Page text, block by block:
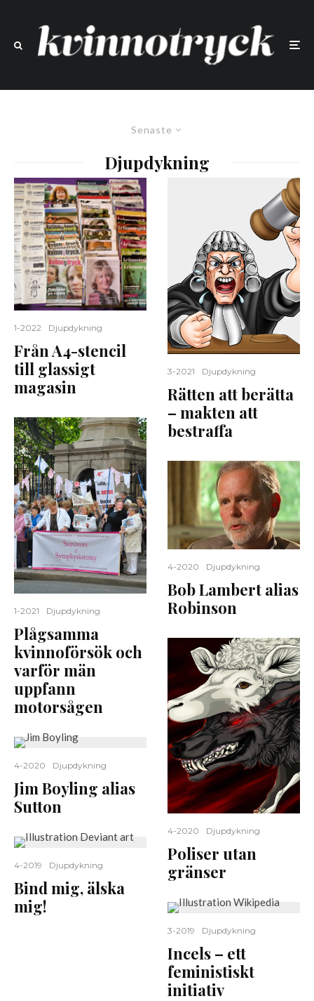
Senaste
Djupdykning
1-2022 Djupdykning
Från A4-stencil
till glassigt
magasin
1-2021 Djupdykning
Plågsamma
kvinnoförsök och
varför män
uppfann
motorsågen
4-2020 Djupdykning
Jim Boyling alias
Sutton
4-2019 Djupdykning
Bind mig, älska
mig!
3-2021 Djupdykning
Rätten att berätta
– makten att
bestraffa
4-2020 Djupdykning
Bob Lambert alias
Robinson
4-2020 Djupdykning
Poliser utan
gränser
3-2019 Djupdykning
Incels – ett
feministiskt
initiativ